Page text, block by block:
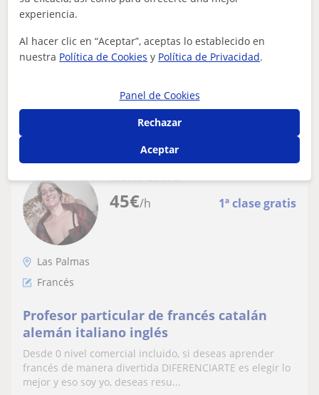
de RRHH y Gestión de Equipos.
Presencial y online, en ambas considero que el discente
conocimiento significativo má...
ver más Contactar
45€/h 1ª clase gratis
María Laura
Las Palmas
Francés
Profesor particular de francés catalán
alemán italiano inglés
Desde 0 nivel comercial incluido, si deseas aprender
francés de manera divertida DIFERENCIARTE es elegir lo
mejor y eso soy yo, deseas resu...
experiencia.
Al hacer clic en “Aceptar”, aceptas lo establecido en
nuestra Política de Cookies y Política de Privacidad.
Panel de Cookies
Rechazar
Aceptar